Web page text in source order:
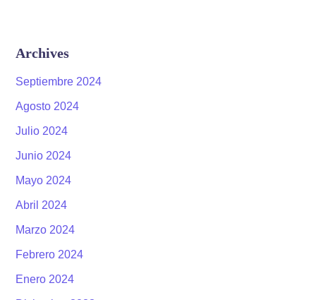
Archives
Septiembre 2024
Agosto 2024
Julio 2024
Junio 2024
Mayo 2024
Abril 2024
Marzo 2024
Febrero 2024
Enero 2024